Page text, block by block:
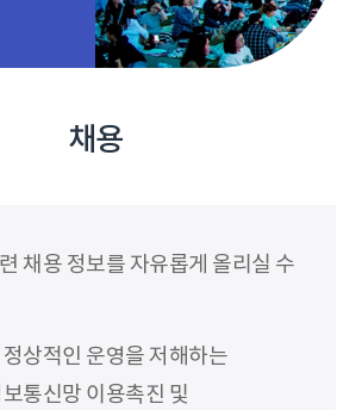
채용
채용 정보를 자유롭게 올리실 수
상적인 운영을 저해하는
통신망 이용촉진 및